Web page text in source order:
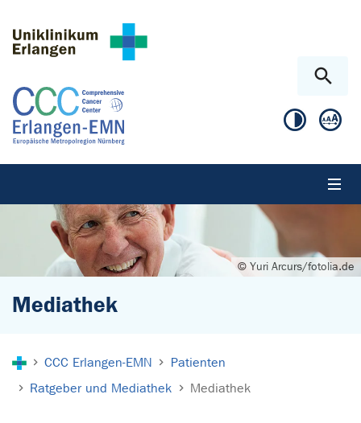
© Yuri Arcurs/fotolia.de
Mediathek
CCC Erlangen-EMN
Patienten
Ratgeber und Mediathek
Mediathek